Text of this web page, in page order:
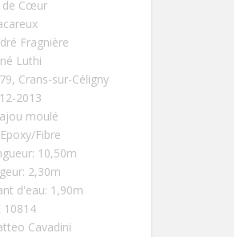
de Cœur
Fragnière
Luthi
Crans-sur-Céligny
2013
moulé
Fibre
10,50m
2,30m
d'eau: 1,90m
10814
Cavadini